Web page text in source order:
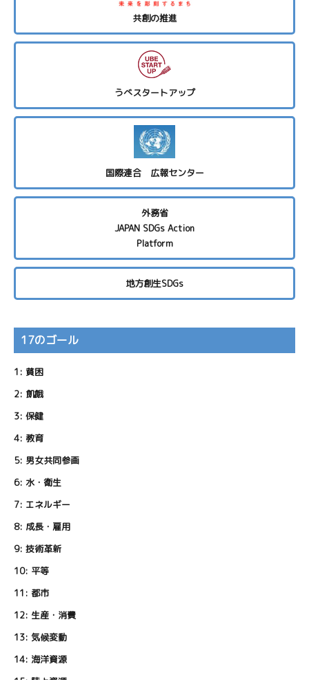
共創の推進
うべスタートアップ
国際連合 広報センター
外務省
JAPAN SDGs Action
Platform
地方創生SDGs
17のゴール
1: 貧困
2: 飢餓
3: 保健
4: 教育
5: 男女共同参画
6: 水・衛生
7: エネルギー
8: 成長・雇用
9: 技術革新
10: 平等
11: 都市
12: 生産・消費
13: 気候変動
14: 海洋資源